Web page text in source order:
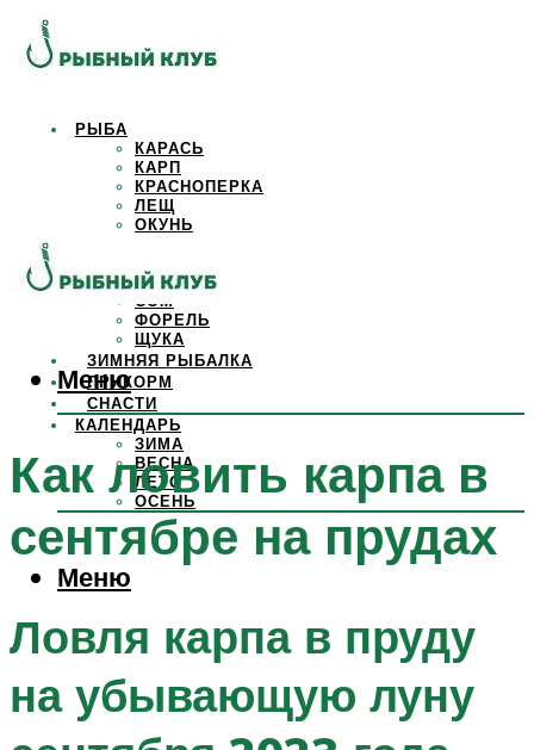
РЫБА
КАРАСЬ
КАРП
КРАСНОПЕРКА
ЛЕЩ
ОКУНЬ
САЗАН
СОМ
ФОРЕЛЬ
ЩУКА
ЗИМНЯЯ РЫБАЛКА
ПРИКОРМ
СНАСТИ
КАЛЕНДАРЬ
ЗИМА
ВЕСНА
ЛЕТО
ОСЕНЬ
Меню
Меню
Как ловить карпа в
сентябре на прудах
Ловля карпа в пруду
на убывающую луну